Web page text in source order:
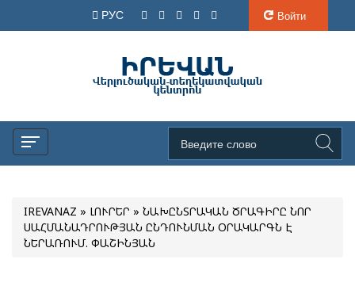
РУС Войти
IREVANAZ » ԼՈՒՐԵՐ » ՆԱԽԸՆՏՐԱԿԱՆ ԾՐԱԳԻՐԸ ՆՈՐ
ՍԱՀՄԱՆԱԴՐՈՒԹՅԱՆ ԸՆԴՈՒՆՄԱՆ ՕՐԱԿԱՐԳՆ Է
ՆԵՐԱՌՈՒՄ. ՓԱՇԻՆՅԱՆ